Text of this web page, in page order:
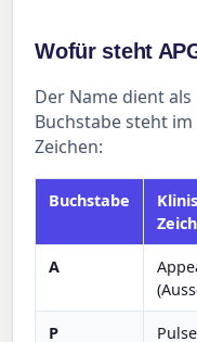
Wofür steht
Der Name dient
Buchstabe steht
Zeichen:
Buchstabe
A
P